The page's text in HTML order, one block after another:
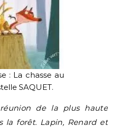
: La chasse au
SAQUET.
de la plus haute
la forêt. Lapin, Renard et